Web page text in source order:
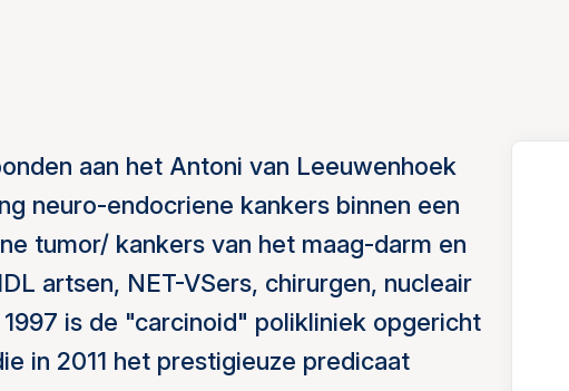
aan het Antoni van Leeuwenhoek
neuro-endocriene kankers binnen een
tumor/ kankers van het maag-darm en
artsen, NET-VSers, chirurgen, nucleair
is de "carcinoid" polikliniek opgericht
in 2011 het prestigieuze predicaat